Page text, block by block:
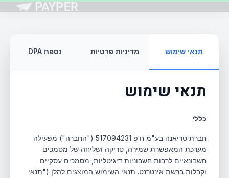
תנאי שימוש מדיניות פרטיות נספח DPA
תנאי שימוש
כללי
חברת טריאנה בע"מ ח.פ 517094231 ("החברה") מפעילה
מערכת המאפשרת שמירה, סריקה ושליחה של מסמכים
חשבונאיים לרבות חשבוניות דיגיטליות, מסמכים עסקיים
וקבלות ברשת אינטרנט. תנאי השימוש המוצגים להלן ("תנאי